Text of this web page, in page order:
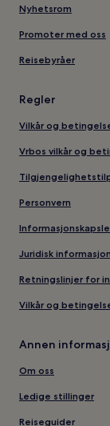
Nyhetsrom
Promoter med oss
Reisebyråer
Regler
Vilkår og
Vrbos vilkår og
Personvern
Juridisk
Retningslinjer for
Vilkår og
Annen
Om oss
Ledige stillinger
Reiseguider